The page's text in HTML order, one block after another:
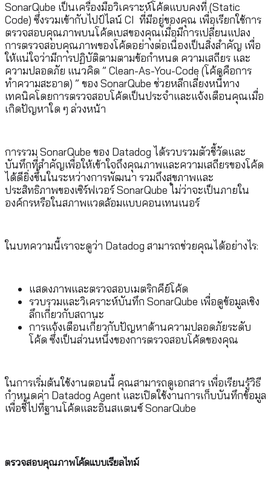
SonarQube เป็นเครื่องมือวิเคราะห์โค้ดแบบคงที่ (Static
Code) ซึ่งรวมเข้ากับไปป์ไลน์ CI ที่มีอยู่ของคุณ เพื่อเรียกใช้การ
ตรวจสอบคุณภาพบนโค้ดเบสของคุณเมื่อมีการเปลี่ยนแปลง
การตรวจสอบคุณภาพของโค้ดอย่างต่อเนื่องเป็นสิ่งสำคัญ เพื่อ
ให้แน่ใจว่ามีการปฏิบัติตามตามข้อกำหนด ความเสถียร และ
ความปลอดภัย แนวคิด ” Clean-As-You-Code (โค้ดคือการ
ทำความสะอาด) ” ของ SonarQube ช่วยหลีกเลี่ยงหนี้ทาง
เทคนิคโดยการตรวจสอบโค้ดเป็นประจำและแจ้งเตือนคุณเมื่อ
เกิดปัญหาใด ๆ ล่วงหน้า
การรวม SonarQube ของ Datadog ได้รวบรวมตัวชี้วัดและ
บันทึกที่สำคัญเพื่อให้เข้าใจถึงคุณภาพและความเสถียรของโค้ด
ได้ดียิ่งขึ้นในระหว่างการพัฒนา รวมถึงสุขภาพและ
ประสิทธิภาพของเซิร์ฟเวอร์ SonarQube ไม่ว่าจะเป็นภายใน
องค์กรหรือในสภาพแวดล้อมแบบคอนเทนเนอร์
ในบทความนี้เราจะดูว่า Datadog สามารถช่วยคุณได้อย่างไร:
แสดงภาพและตรวจสอบเมตริกคีย์โค้ด
รวบรวมและวิเคราะห์บันทึก SonarQube เพื่อดูข้อมูลเชิง
ลึกเกี่ยวกับสถานะ
การแจ้งเตือนเกี่ยวกับปัญหาด้านความปลอดภัยระดับ
โค้ด ซึ่งเป็นส่วนหนึ่งของการตรวจสอบโค้ดของคุณ
ในการเริ่มต้นใช้งานตอนนี้ คุณสามารถดูเอกสาร เพื่อเรียนรู้วิธี
กำหนดค่า Datadog Agent และเปิดใช้งานการเก็บบันทึกข้อมูล
เพื่อชี้ไปที่ฐานโค้ดและอินสแตนซ์ SonarQube
ตรวจสอบคุณภาพโค้ดแบบเรียลไทม์